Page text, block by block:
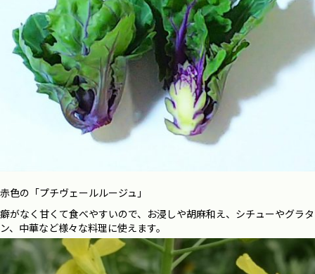
赤色の「プチヴェールルージュ」
癖がなく甘くて食べやすいので、お浸しや胡麻和え、シチューやグラタ
ン、中華など様々な料理に使えます。